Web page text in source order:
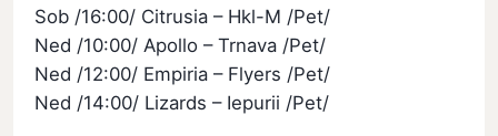
Sob /16:00/ Citrusia – Hkl-M /Pet/
Ned /10:00/ Apollo – Trnava /Pet/
Ned /12:00/ Empiria – Flyers /Pet/
Ned /14:00/ Lizards – Iepurii /Pet/